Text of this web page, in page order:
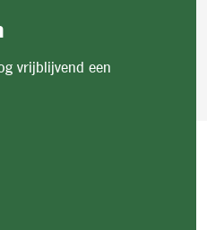
vrijblijvend een